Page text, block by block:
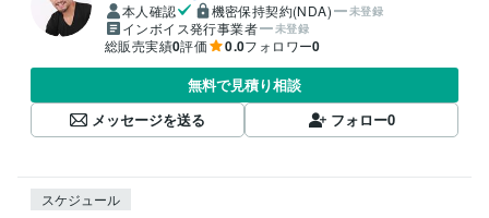
本人確認 機密保持契約(NDA) 未登録
インボイス発行事業者 未登録
総販売実績0評価 0.0フォロワー0
無料で見積り相談
メッセージを送る
フォロー0
スケジュール